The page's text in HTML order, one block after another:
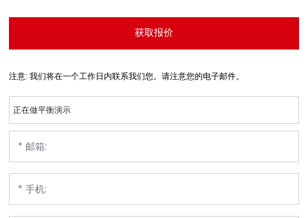
获取报价
注意: 我们将在一个工作日内联系我们您。请注意您的电子邮件。
正在做平衡演示